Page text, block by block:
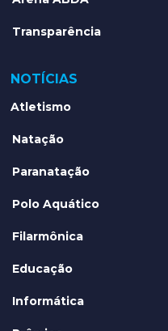
Transparência
NOTÍCIAS
Atletismo
Natação
Paranatação
Polo Aquático
Filarmônica
Educação
Informática